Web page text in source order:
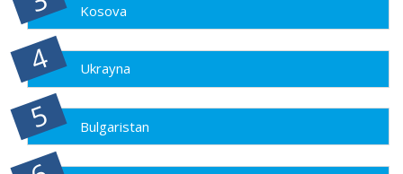
Kosova
Ukrayna
Bulgaristan